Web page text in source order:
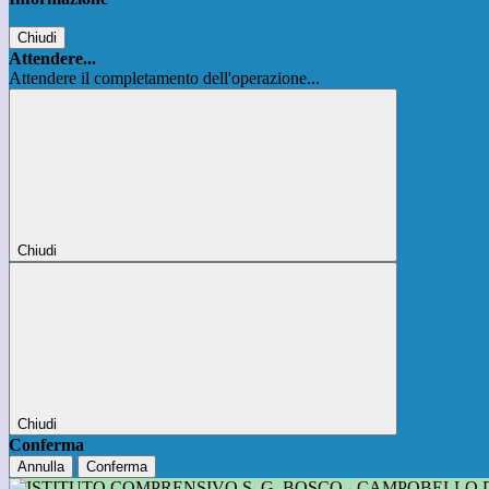
Chiudi
Attendere...
Attendere il completamento dell'operazione...
Chiudi
Chiudi
Conferma
Annulla Conferma